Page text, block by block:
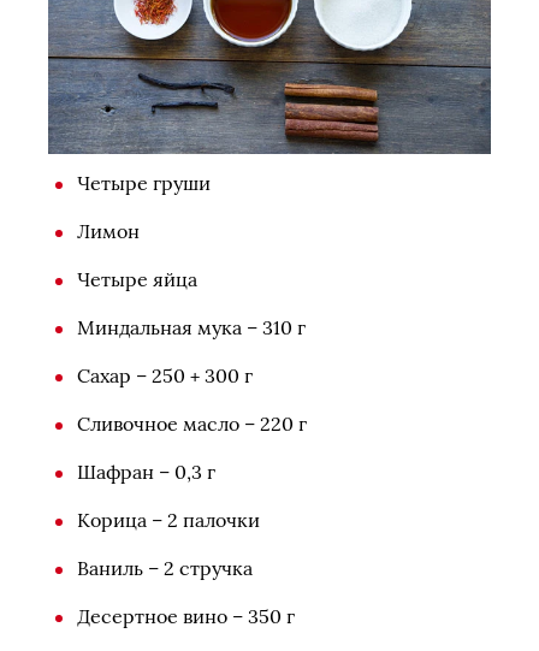
Четыре груши
Лимон
Четыре яйца
Миндальная мука – 310 г
Сахар – 250 + 300 г
Сливочное масло – 220 г
Шафран – 0,3 г
Корица – 2 палочки
Ваниль – 2 стручка
Десертное вино – 350 г